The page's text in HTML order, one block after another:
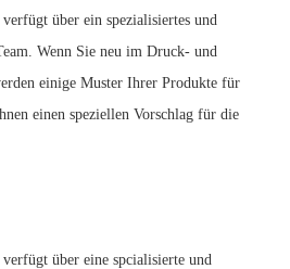
über ein spezialisiertes und
Wenn Sie neu im Druck- und
einige Muster Ihrer Produkte für
einen speziellen Vorschlag für die
über eine spcialisierte und